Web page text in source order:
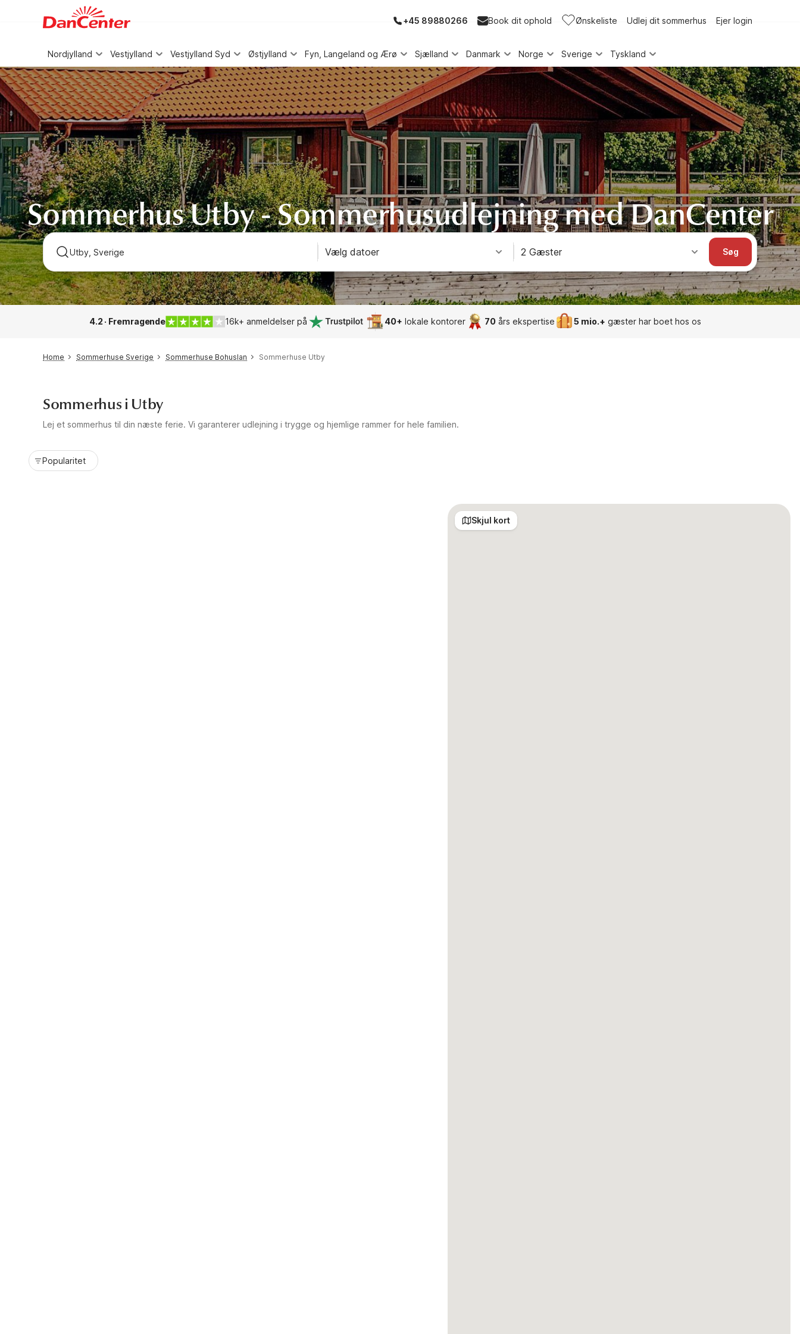
WIZARD MEMBER
+45 89880266 Book dit ophold Ønskeliste Udlej dit sommerhus Ejer login
Nordjylland Vestjylland Vestjylland Syd Østjylland Fyn, Langeland og Ærø Sjælland Danmark Norge Sverige Tyskland
Sommerhus Utby - Sommerhusudlejning med DanCenter
Vælg datoer 2 Gæster Søg
4.2 · Fremragende 16k+ anmeldelser på 40+ lokale kontorer 70 års ekspertise 5 mio.+ gæster har boet hos os
Home Sommerhuse Sverige Sommerhuse Bohuslan Sommerhuse Utby
Sommerhus i Utby
Lej et sommerhus til din næste ferie. Vi garanterer udlejning i trygge og hjemlige rammer for hele familien.
Popularitet
Skjul kort